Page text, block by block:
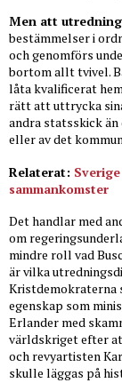
Men att
bestämmelser i
och genomförs
bortom allt tvivel.
låta kvalificerat
rätt att uttrycka
andra statsskick
eller av det
Relaterat:
sammankomster
Det handlar med
om
mindre roll vad
är vilka
Kristdemokraterna
egenskap som
Erlander med
världskriget efter
och revyartisten
skulle läggas på